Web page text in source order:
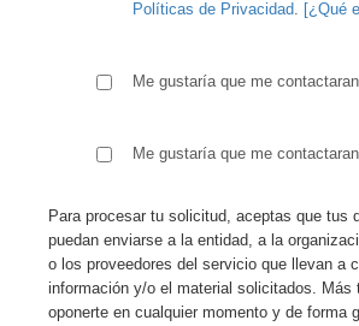
Políticas de Privacidad. [¿Qué
Me gustaría que me
Me gustaría que me
Para procesar tu solicitud, aceptas que tus
puedan enviarse a la entidad, a la
o los proveedores del servicio que llevan a
información y/o el material solicitados. Más
oponerte en cualquier momento y de forma